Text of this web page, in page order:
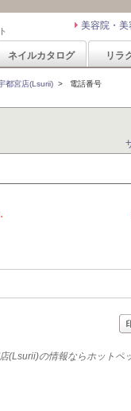
美容院・
ネイルカタログ リラ
都宮店(Lsurii) > 電話番号
(Lsurii)の情報ならホットペ